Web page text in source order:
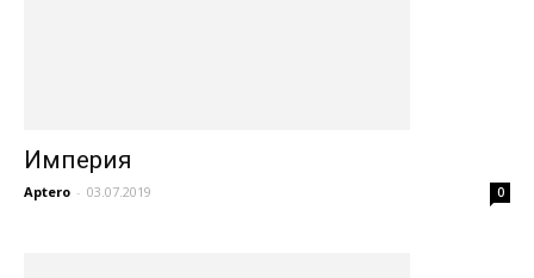
Империя
Aptero - 03.07.2019 0